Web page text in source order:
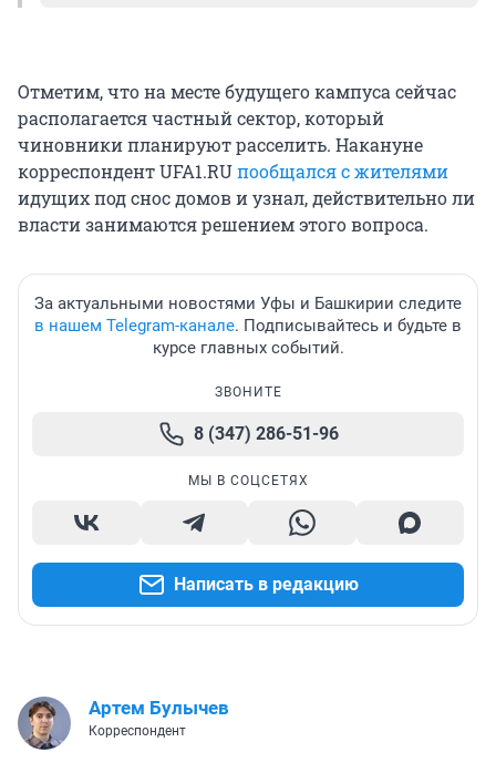
Застройщик фокусируется на жилой
недвижимости для среднего класса в Санкт-
Петербурге, где она представлена брендом
«Эталон ЛенСпецСМУ», а также в Москве и
Московской области. Штаб-квартира находится
на Кипре. В этом году «Эталон» признали
Отметим, что на месте будущего кампуса сейчас
располагается частный сектор, который
чиновники планируют расселить. Накануне
корреспондент UFA1.RUпообщался с жителями
идущих под снос домов и узнал, действительно ли
власти занимаются решением этого вопроса.
За актуальными новостями Уфы и Башкирии следите
в нашем Telegram-канале. Подписывайтесь и будьте в
курсе главных событий.
ЗВОНИТЕ
8 (347) 286-51-96
МЫ В СОЦСЕТЯХ
Написать в редакцию
Артем Булычев
Корреспондент